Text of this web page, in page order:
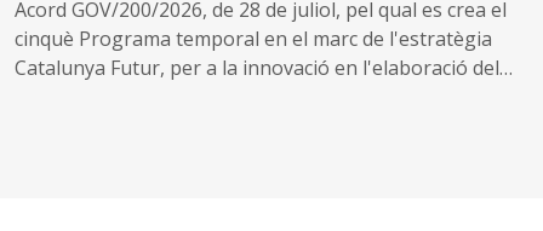
Acord GOV/200/2026, de 28 de juliol, pel qual es crea el
cinquè Programa temporal en el marc de l'estratègia
Catalunya Futur, per a la innovació en l'elaboració del